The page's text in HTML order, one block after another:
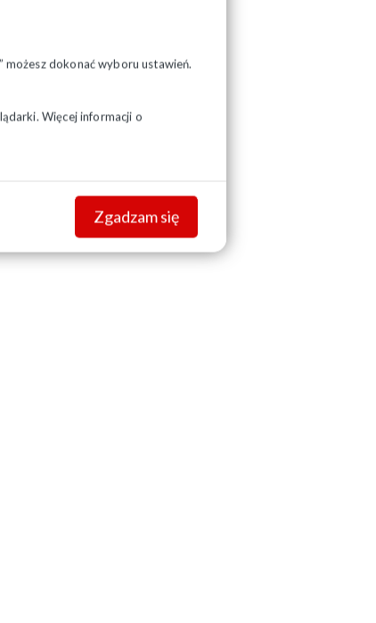
możesz dokonać wyboru ustawień.
Więcej informacji o
Zgadzam się